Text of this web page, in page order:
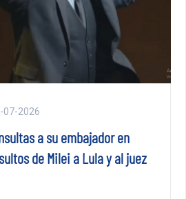
07-2026
a su embajador en
de Milei a Lula y al juez